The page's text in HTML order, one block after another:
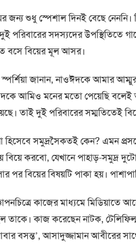
জন্য শুধু স্পেশাল দিনই বেছে
পরিবারের সদস্যদের উপস্থিতিতে
বসে বিয়ের মূল আসর।
জানান, নাওঈদকে আমার
আমিও মনের মতো পেয়েছি বলেই
তাই দুই পরিবারের সম্মতিতেই
হিসেবে সমুদ্রসৈকতই কেন? এমন
বিয়ে করবো, যেখানে পাহাড়-সমুদ্র
পর বিয়ের বিষয়টি পাকা হয়।
কাজের মাধ্যমে মিডিয়াতে
তাকে। কাজ করেছেন নাটক,
বসন্ত’, আসাদুজ্জামান আবীরের